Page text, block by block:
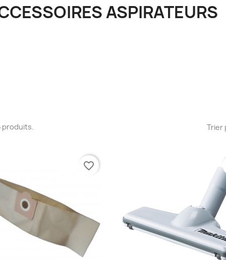
ASPIRATEURS
produits. Trier
favorite_border